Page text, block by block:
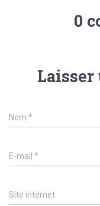
0
Nom *
E-mail *
Site internet